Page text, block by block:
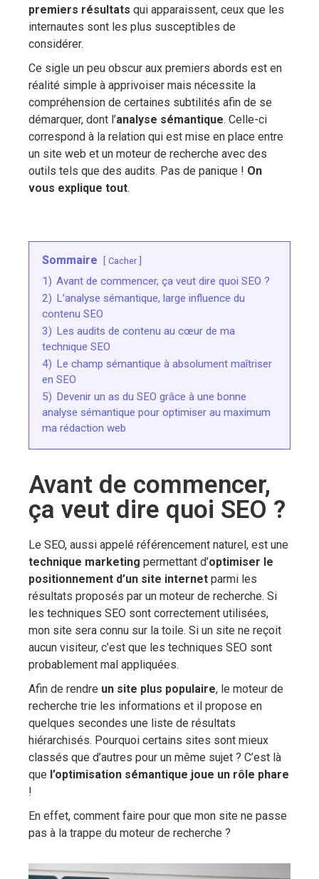
premiers résultats qui apparaissent, ceux que les
internautes sont les plus susceptibles de
considérer.
Ce sigle un peu obscur aux premiers abords est en
réalité simple à apprivoiser mais nécessite la
compréhension de certaines subtilités afin de se
démarquer, dont l’analyse sémantique. Celle-ci
correspond à la relation qui est mise en place entre
un site web et un moteur de recherche avec des
outils tels que des audits. Pas de panique ! On
vous explique tout.
Sommaire Cacher
1) Avant de commencer, ça veut dire quoi SEO ?
2) L’analyse sémantique, large influence du
contenu SEO
3) Les audits de contenu au cœur de ma
technique SEO
4) Le champ sémantique à absolument maîtriser
en SEO
5) Devenir un as du SEO grâce à une bonne
analyse sémantique pour optimiser au maximum
ma rédaction web
Avant de commencer,
ça veut dire quoi SEO ?
Le SEO, aussi appelé référencement naturel, est une
technique marketing permettant d’optimiser le
positionnement d’un site internet parmi les
résultats proposés par un moteur de recherche. Si
les techniques SEO sont correctement utilisées,
mon site sera connu sur la toile. Si un site ne reçoit
aucun visiteur, c’est que les techniques SEO sont
probablement mal appliquées.
Afin de rendre un site plus populaire, le moteur de
recherche trie les informations et il propose en
quelques secondes une liste de résultats
hiérarchisés. Pourquoi certains sites sont mieux
classés que d’autres pour un même sujet ? C’est là
que l’optimisation sémantique joue un rôle phare
!
En effet, comment faire pour que mon site ne passe
pas à la trappe du moteur de recherche ?